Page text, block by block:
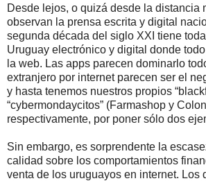
Desde lejos, o quizá desde la distancia
observan la prensa escrita y digital
segunda década del siglo XXI tiene
Uruguay electrónico y digital donde
la web. Las apps parecen dominarlo
extranjero por internet parecen ser el
y hasta tenemos nuestros propios
“cybermondaycitos” (Farmashop y
respectivamente, por poner sólo dos
Sin embargo, es sorprendente la
calidad sobre los comportamientos
venta de los uruguayos en internet. Los